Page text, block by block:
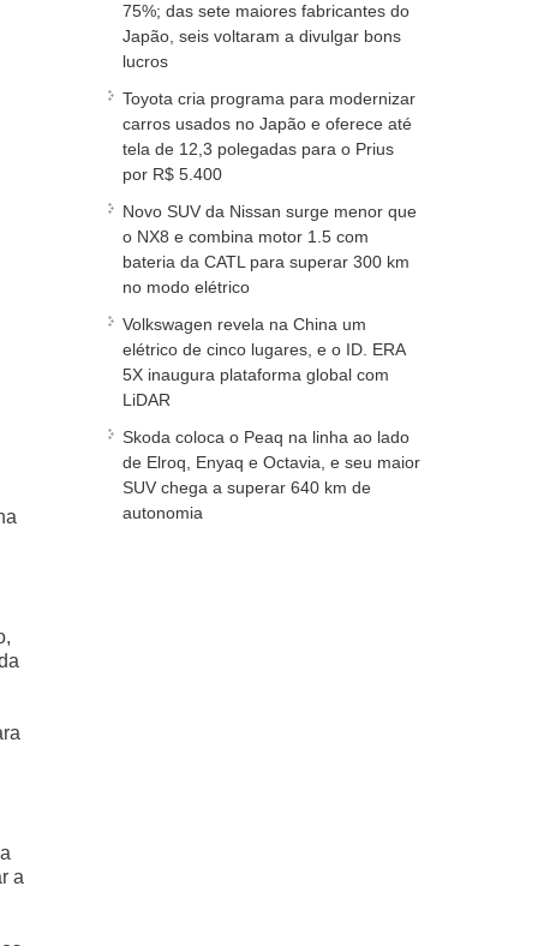
a
75%; das sete maiores fabricantes do
Japão, seis voltaram a divulgar bons
lucros
Toyota cria programa para modernizar
carros usados no Japão e oferece até
tela de 12,3 polegadas para o Prius
por R$ 5.400
Novo SUV da Nissan surge menor que
o NX8 e combina motor 1.5 com
bateria da CATL para superar 300 km
no modo elétrico
Volkswagen revela na China um
elétrico de cinco lugares, e o ID. ERA
5X inaugura plataforma global com
LiDAR
Skoda coloca o Peaq na linha ao lado
de Elroq, Enyaq e Octavia, e seu maior
SUV chega a superar 640 km de
autonomia